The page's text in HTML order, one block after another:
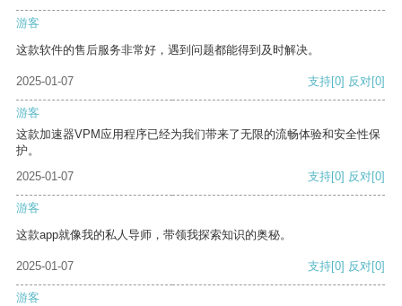
游客
这款软件的售后服务非常好，遇到问题都能得到及时解决。
2025-01-07 支持[0] 反对[0]
游客
这款加速器VPM应用程序已经为我们带来了无限的流畅体验和安全性保
护。
2025-01-07
支持[0] 反对[0]
游客
这款app就像我的私人导师，带领我探索知识的奥秘。
2025-01-07 支持[0] 反对[0]
游客